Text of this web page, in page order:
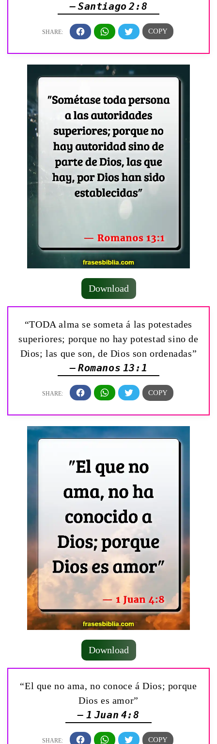
— Santiago 2:8
Download
“TODA alma se someta á las potestades
superiores; porque no hay potestad sino de
Dios; las que son, de Dios son ordenadas”
— Romanos 13:1
Download
“El que no ama, no conoce á Dios; porque
Dios es amor”
— 1 Juan 4:8